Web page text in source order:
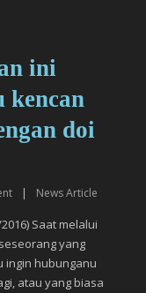
ini
kencan
doi
| News Article
Saat melalui
yang
ingin hubunganu
atau yang biasa